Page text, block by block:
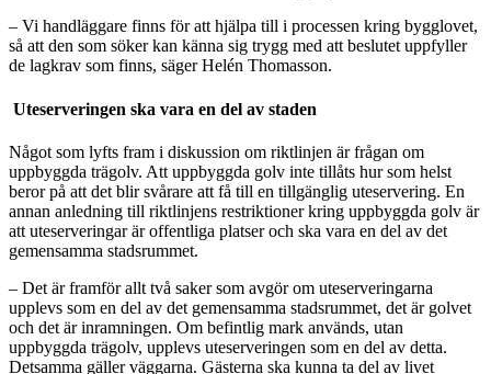
– Vi handläggare finns för att hjälpa till i processen kring bygglovet,
så att den som söker kan känna sig trygg med att beslutet uppfyller
de lagkrav som finns, säger Helén Thomasson.
Uteserveringen ska vara en del av staden
Något som lyfts fram i diskussion om riktlinjen är frågan om
uppbyggda trägolv. Att uppbyggda golv inte tillåts hur som helst
beror på att det blir svårare att få till en tillgänglig uteservering. En
annan anledning till riktlinjens restriktioner kring uppbyggda golv är
att uteserveringar är offentliga platser och ska vara en del av det
gemensamma stadsrummet.
– Det är framför allt två saker som avgör om uteserveringarna
upplevs som en del av det gemensamma stadsrummet, det är golvet
och det är inramningen. Om befintlig mark används, utan
uppbyggda trägolv, upplevs uteserveringen som en del av detta.
Detsamma gäller väggarna. Gästerna ska kunna ta del av livet